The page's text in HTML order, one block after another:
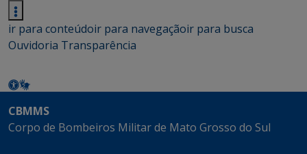
ir para conteúdoir para navegaçãoir para busca
Ouvidoria Transparência
CBMMS
Corpo de Bombeiros Militar de Mato Grosso do Sul